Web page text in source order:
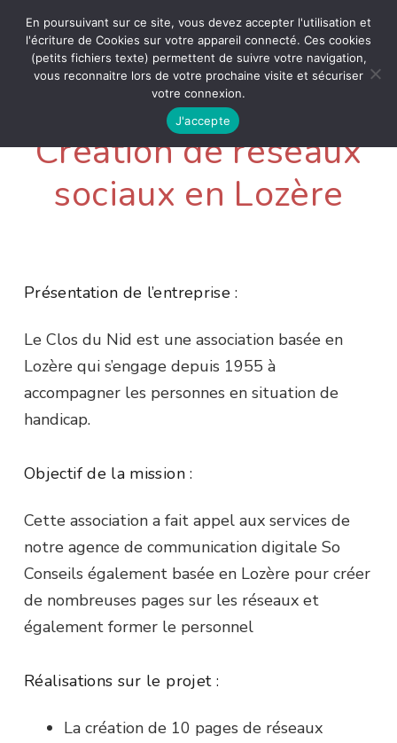
Création de réseaux
sociaux en Lozère
Présentation de l’entreprise :
Le Clos du Nid est une association basée en
Lozère qui s’engage depuis 1955 à
accompagner les personnes en situation de
handicap.
Objectif de la mission :
Cette association a fait appel aux services de
notre agence de communication digitale So
Conseils également basée en Lozère pour créer
de nombreuses pages sur les réseaux et
également former le personnel
Réalisations sur le projet :
La création de 10 pages de réseaux
En poursuivant sur ce site, vous devez accepter l'utilisation et
l'écriture de Cookies sur votre appareil connecté. Ces cookies
(petits fichiers texte) permettent de suivre votre navigation,
vous reconnaitre lors de votre prochaine visite et sécuriser
votre connexion.
J'accepte